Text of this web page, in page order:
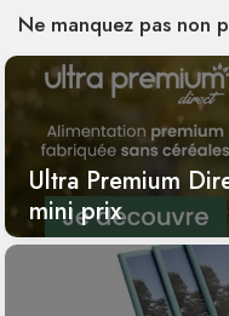
Ne manquez pas non
Ultra Premium
mini prix